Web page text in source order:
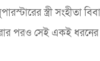
স্ত্রী সংহীতা
পরও সেই একই ধরনের